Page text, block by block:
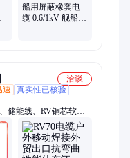
船用屏蔽橡套电
缆 0.6/1kV 舰船设
洽谈
速
真实性已核验
储能线、RV铜芯软电
、焊把线、BV绝缘导
无卤电缆、阻燃耐火电
电缆、BVV布电线、光